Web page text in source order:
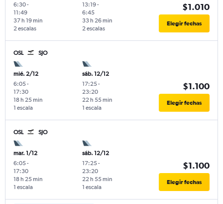
6:30-
11:49
2 escalas
37 h 19 min
13:19-
6:45
2 escalas
33 h 26 min
$1.010
Elegir fechas
OSL SJO
mié. 2/12
6:05-
17:30
1 escala
18 h 25 min
sáb. 12/12
17:25-
23:20
1 escala
22 h 55 min
$1.100
Elegir fechas
OSL SJO
mar. 1/12
6:05-
17:30
1 escala
18 h 25 min
sáb. 12/12
17:25-
23:20
1 escala
22 h 55 min
$1.100
Elegir fechas